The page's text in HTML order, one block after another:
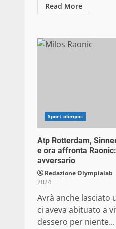
Read More
Sport olimpici
Atp Rotterdam,
e ora affronta
avversario
Redazione Olympialab
2024
Avrà anche lasciato
ci aveva abituato a
dessero per niente...